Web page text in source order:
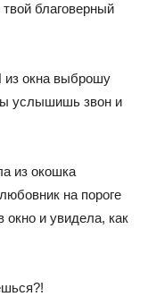
благоверный
окна выброшу
услышишь звон и
из окошка
на пороге
окно и увидела, как